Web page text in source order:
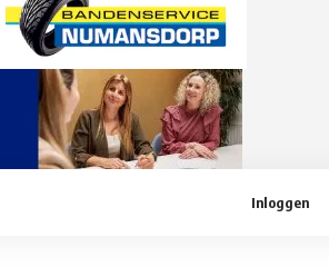
Inloggen